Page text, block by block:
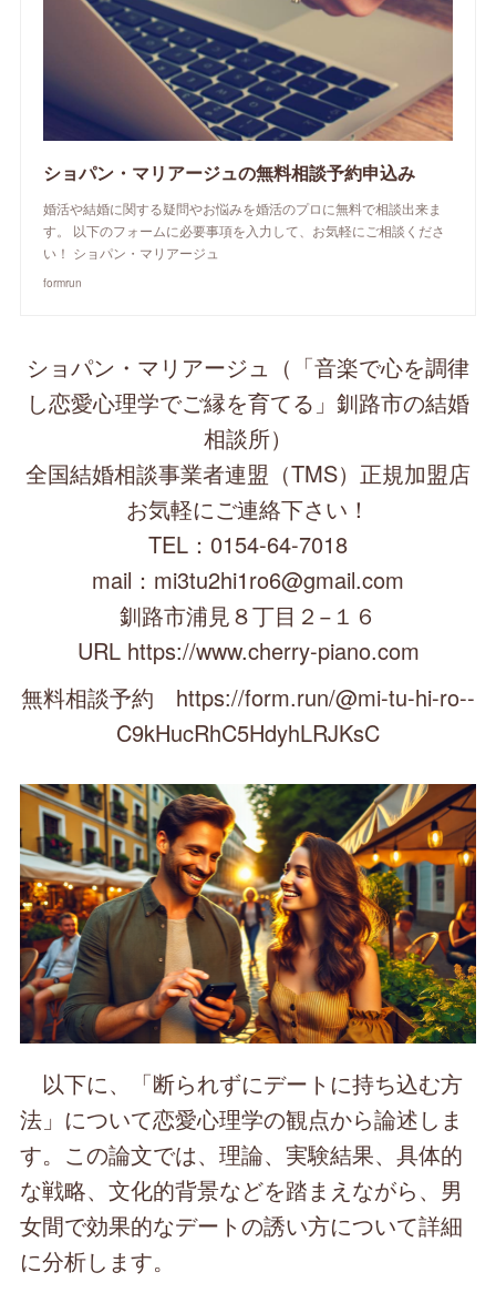
ショパン・マリアージュの無料相談予約申込み
婚活や結婚に関する疑問やお悩みを婚活のプロに無料で相談出来ま
す。 以下のフォームに必要事項を入力して、お気軽にご相談くださ
い！ ショパン・マリアージュ
formrun
ショパン・マリアージュ（「音楽で心を調律
し恋愛心理学でご縁を育てる」釧路市の結婚
相談所）
全国結婚相談事業者連盟（TMS）正規加盟店
お気軽にご連絡下さい！
TEL：0154-64-7018
mail：mi3tu2hi1ro6@gmail.com
釧路市浦見８丁目２−１６
URL https://www.cherry-piano.com
無料相談予約 https://form.run/@mi-tu-hi-ro--
C9kHucRhC5HdyhLRJKsC
以下に、「断られずにデートに持ち込む方
法」について恋愛心理学の観点から論述しま
す。この論文では、理論、実験結果、具体的
な戦略、文化的背景などを踏まえながら、男
女間で効果的なデートの誘い方について詳細
に分析します。